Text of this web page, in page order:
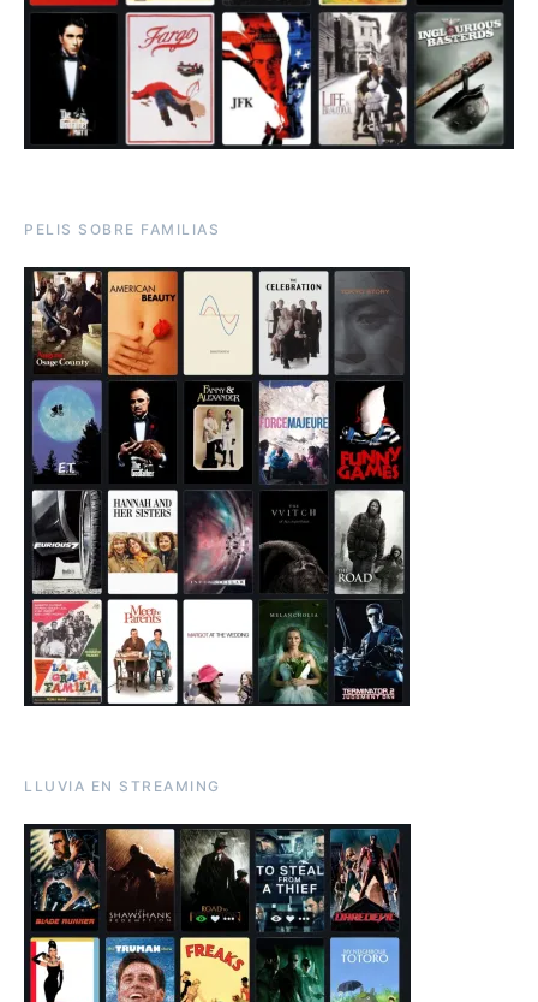
PELIS SOBRE FAMILIAS
LLUVIA EN STREAMING